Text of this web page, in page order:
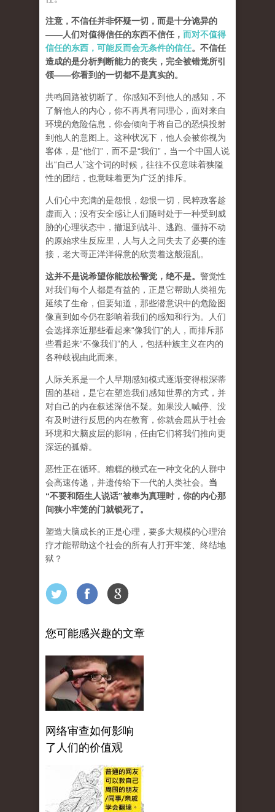
注意，不信任并非怀疑一切，而是十分诡异的
——人们对值得信任的东西不信任， 而对不值得
信任的东西，可能反而会无条件的信任。不信任
造成的是分析判断能力的丧失，完全被错觉所引
领——你看到的一切都不是真实的。
共鸣回路被切断了。你感知不到他人的感知，不
了解他人的内心，你不再具有同理心，面对来自
环境的危险信息，你会倾向于将自己的恐惧投射
到他人的意图上。这种状况下，他人会被你视为
客体，是“他们”，而不是“我们”， 当一个中国人说
出“自己人”这个词的时候，往往不仅意味着狭隘
性的团结，也意味着更为广泛的排斥。
人们心中充满的是怨恨，怨恨一切，民粹政客趁
虚而入；没有安全感让人们随时处于一种受到威
胁的心理状态中，撤退到战斗、逃跑、僵持不动
的原始求生反应里，人与人之间失去了必要的连
接，老大哥正洋洋得意的欣赏着这般混乱。
这并不是说希望你能放松警觉，绝不是。 警觉性
对我们每个人都是有益的，正是它帮助人类祖先
延续了生命，但要知道，那些潜意识中的危险图
像直到如今仍在影响着我们的感知和行为。人们
会选择亲近那些看起来“像我们”的人，而排斥那
些看起来“不像我们”的人，包括种族主义在内的
各种歧视由此而来。
人际关系是一个人早期感知模式逐渐变得根深蒂
固的基础，是它在塑造我们感知世界的方式，并
对自己的内在叙述深信不疑。如果没人喊停、没
有及时进行反思的内在教育，你就会屈从于社会
环境和大脑皮层的影响，任由它们将我们推向更
深远的孤僻。
恶性正在循环。糟糕的模式在一种文化的人群中
会高速传递，并遗传给下一代的人类社会。 当
“不要和陌生人说话”被奉为真理时，你的内心那
间狭小牢笼的门就锁死了。
塑造大脑成长的正是心理，要多大规模的心理治
疗才能帮助这个社会的所有人打开牢笼、终结地
狱？
您可能感兴趣的文章
网络审查如何影响
了人们的价值观